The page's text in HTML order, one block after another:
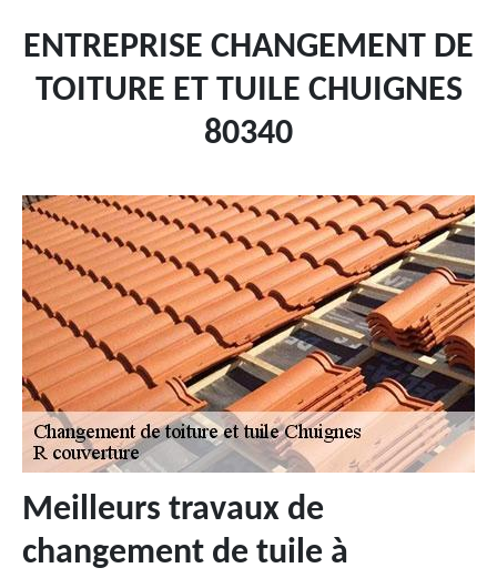
ENTREPRISE CHANGEMENT DE
TOITURE ET TUILE CHUIGNES
80340
Meilleurs travaux de
changement de tuile à